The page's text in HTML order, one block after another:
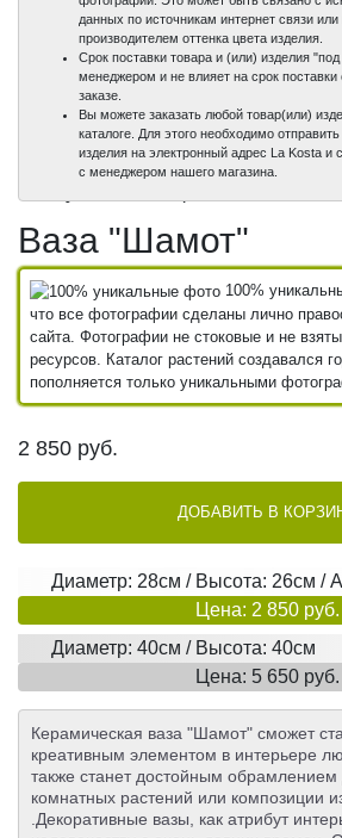
100%
100%
данных по источникам интернет связи
производителем оттенка цвета изделия.
Срок поставки товара и (или) изделия "под
менеджером и не влияет на срок
заказе.
Вы можете заказать любой товар(или)
каталоге. Для этого необходимо
изделия на электронный адрес La Kosta и
с менеджером нашего магазина.
Ваза "Шамот"
100%
что все фотографии сделаны лично
сайта. Фотографии не стоковые и не
ресурсов. Каталог растений создавался
пополняется только уникальными
2 850 руб.
ДОБАВИТЬ В
Диаметр: 28см / Высота: 26см /
Цена: 2 850 руб.
Диаметр: 40см / Высота: 40см
Цена: 5 650 руб.
Керамическая ваза "Шамот" сможет
креативным элементом в интерьере
также станет достойным
комнатных растений или композиции
.Декоративные вазы, как атрибут